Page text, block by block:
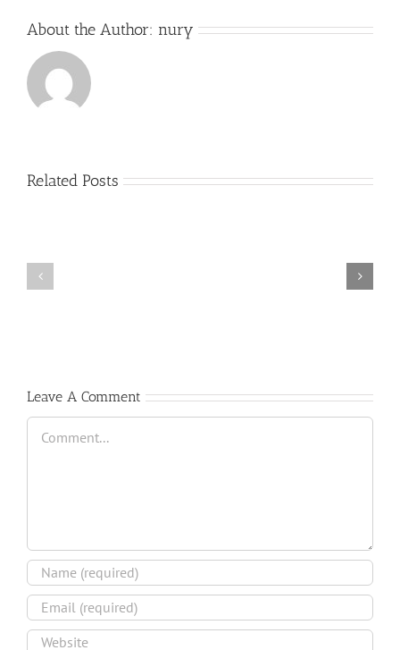
About the Author: nury
Related Posts
Leave A Comment
Comment